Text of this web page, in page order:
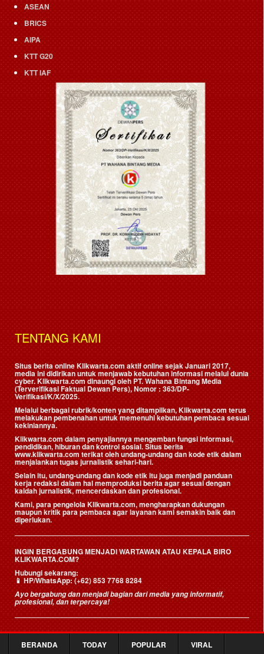
ASEAN
BRICS
AIPA
KTT G20
KTT IAF
TENTANG KAMI
Situs berita online Klikwarta.com aktif online sejak Januari 2017,
media ini didirikan untuk menjawab kebutuhan informasi melalui dunia
cyber. Klikwarta.com dinaungi oleh PT. Wahana Bintang Media
(Terverifikasi Faktual Dewan Pers), Nomor : 363/DP-
Verifikasi/K/X/2025.
Melalui berbagai rubrik/konten yang ditampilkan, Klikwarta.com terus
melakukan pembenahan untuk memenuhi kebutuhan pembaca sesuai
kekiniannya.
Klikwarta.com dalam penyajiannya mengemban fungsi informasi,
pendidikan, hiburan dan kontrol sosial. Situs berita
www.klikwarta.com terikat oleh undang-undang dan kode etik dalam
menjalankan tugas jurnalistik sehari-hari.
Selain itu, undang-undang dan kode etik itu juga menjadi panduan
kerja redaksi dalam hal memproduksi berita agar sesuai dengan
kaidah jurnalistik, mencerdaskan dan profesional.
Kami, para pengelola Klikwarta.com, mengharapkan dukungan
maupun kritik para pembaca agar layanan kami semakin baik dan
diperlukan.
INGIN BERGABUNG MENJADI WARTAWAN ATAU KEPALA BIRO
KLIKWARTA.COM?
Hubungi sekarang:
📱HP/WhatsApp:(+62) 853 7768 8284
Ayo bergabung dan menjadi bagian dari media yang informatif,
profesional, dan terpercaya!
Redaksi
BERANDA TODAY POPULAR VIRAL